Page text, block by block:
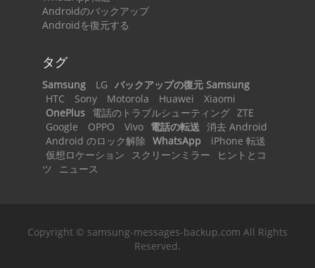
Androidのバックアップ
Androidを復元する
タグ
Samsung LG バックアップの復元 Samsung
HTC
Sony Motorola Huawei
Xiaomi
OnePlus 電話のトラブルシューティング ZTE
Google
OPPO Vivo 電話の転送 消去 Android
Android のロック解除 WhatsApp
iPhone 転送
仮想ロケーション
スクリーンミラー
ヒントとコ
ツ
ニュース
Copyright © samsung-messages-backup.com All Rights
Reserved.